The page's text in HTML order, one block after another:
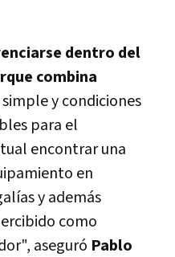
dentro del
combina
y condiciones
para el
encontrar una
en
y además
como
aseguró Pablo